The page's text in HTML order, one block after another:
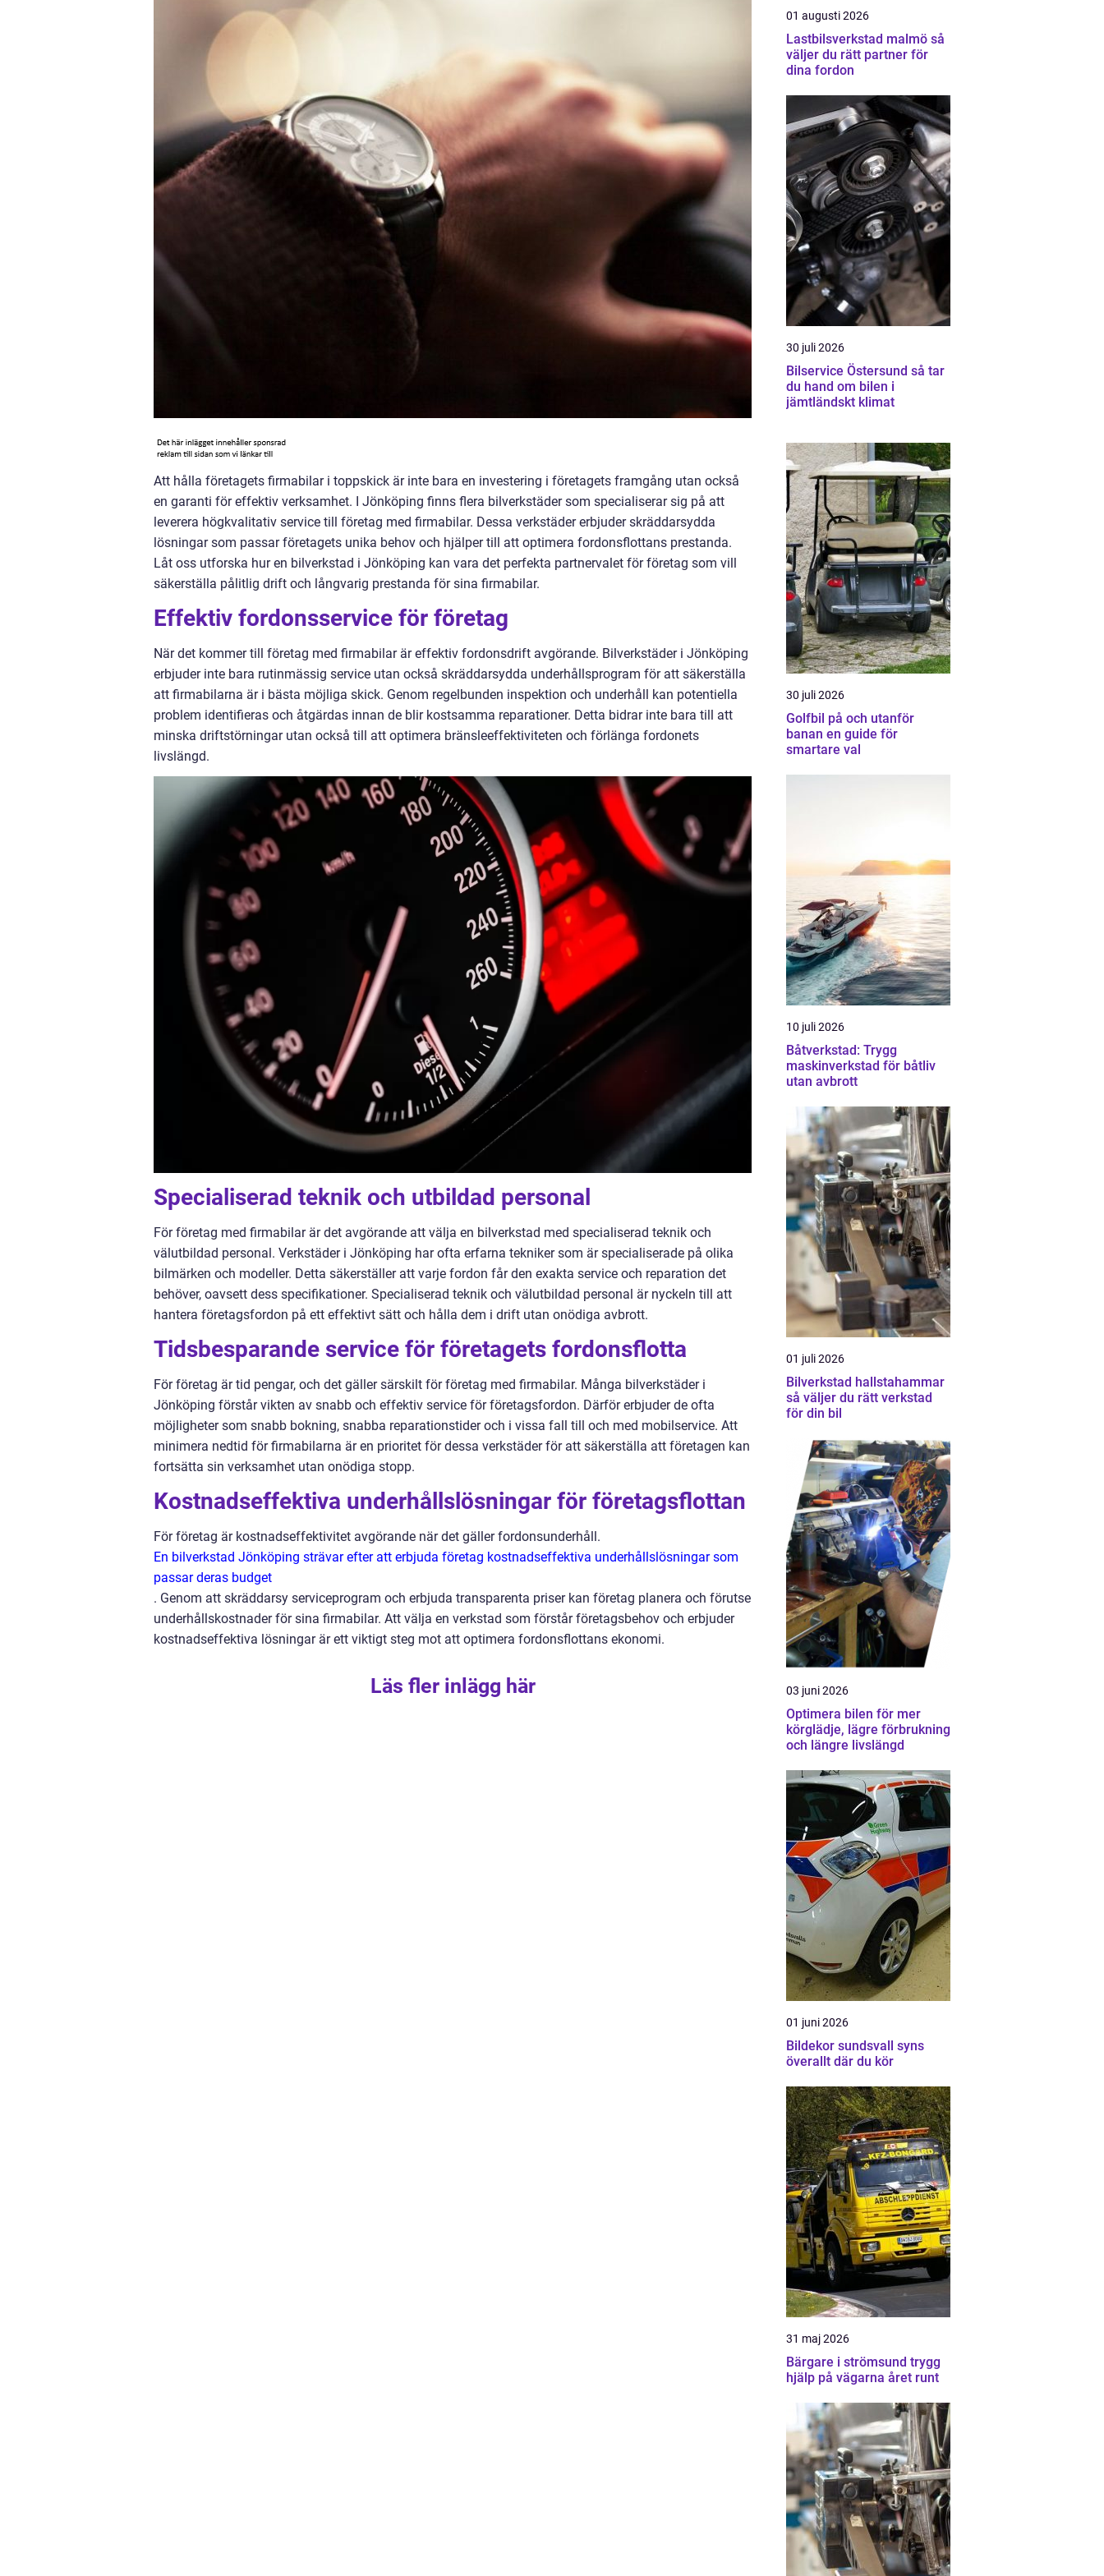
Att hålla företagets firmabilar i toppskick är inte bara en investering i företagets framgång utan också
en garanti för effektiv verksamhet. I Jönköping finns flera bilverkstäder som specialiserar sig på att
leverera högkvalitativ service till företag med firmabilar. Dessa verkstäder erbjuder skräddarsydda
lösningar som passar företagets unika behov och hjälper till att optimera fordonsflottans prestanda.
Låt oss utforska hur en bilverkstad i Jönköping kan vara det perfekta partnervalet för företag som vill
säkerställa pålitlig drift och långvarig prestanda för sina firmabilar.
Effektiv fordonsservice för företag
När det kommer till företag med firmabilar är effektiv fordonsdrift avgörande. Bilverkstäder i Jönköping
erbjuder inte bara rutinmässig service utan också skräddarsydda underhållsprogram för att säkerställa
att firmabilarna är i bästa möjliga skick. Genom regelbunden inspektion och underhåll kan potentiella
problem identifieras och åtgärdas innan de blir kostsamma reparationer. Detta bidrar inte bara till att
minska driftstörningar utan också till att optimera bränsleeffektiviteten och förlänga fordonets
livslängd.
Specialiserad teknik och utbildad personal
För företag med firmabilar är det avgörande att välja en bilverkstad med specialiserad teknik och
välutbildad personal. Verkstäder i Jönköping har ofta erfarna tekniker som är specialiserade på olika
bilmärken och modeller. Detta säkerställer att varje fordon får den exakta service och reparation det
behöver, oavsett dess specifikationer. Specialiserad teknik och välutbildad personal är nyckeln till att
hantera företagsfordon på ett effektivt sätt och hålla dem i drift utan onödiga avbrott.
Tidsbesparande service för företagets fordonsflotta
För företag är tid pengar, och det gäller särskilt för företag med firmabilar. Många bilverkstäder i
Jönköping förstår vikten av snabb och effektiv service för företagsfordon. Därför erbjuder de ofta
möjligheter som snabb bokning, snabba reparationstider och i vissa fall till och med mobilservice. Att
minimera nedtid för firmabilarna är en prioritet för dessa verkstäder för att säkerställa att företagen kan
fortsätta sin verksamhet utan onödiga stopp.
Kostnadseffektiva underhållslösningar för företagsflottan
För företag är kostnadseffektivitet avgörande när det gäller fordonsunderhåll.
En bilverkstad Jönköping strävar efter att erbjuda företag kostnadseffektiva underhållslösningar som
passar deras budget
. Genom att skräddarsy serviceprogram och erbjuda transparenta priser kan företag planera och förutse
underhållskostnader för sina firmabilar. Att välja en verkstad som förstår företagsbehov och erbjuder
kostnadseffektiva lösningar är ett viktigt steg mot att optimera fordonsflottans ekonomi.
Läs fler inlägg här
01 augusti 2026
Lastbilsverkstad malmö så
väljer du rätt partner för
dina fordon
30 juli 2026
Bilservice Östersund så tar
du hand om bilen i
jämtländskt klimat
30 juli 2026
Golfbil på och utanför
banan en guide för
smartare val
10 juli 2026
Båtverkstad: Trygg
maskinverkstad för båtliv
utan avbrott
01 juli 2026
Bilverkstad hallstahammar
så väljer du rätt verkstad
för din bil
03 juni 2026
Optimera bilen för mer
körglädje, lägre förbrukning
och längre livslängd
01 juni 2026
Bildekor sundsvall syns
överallt där du kör
31 maj 2026
Bärgare i strömsund trygg
hjälp på vägarna året runt